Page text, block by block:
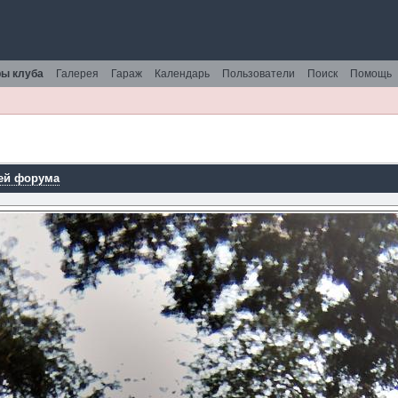
Помощь
Поиск
Пользователи
Календарь
Гараж
Галерея
клуба
форума